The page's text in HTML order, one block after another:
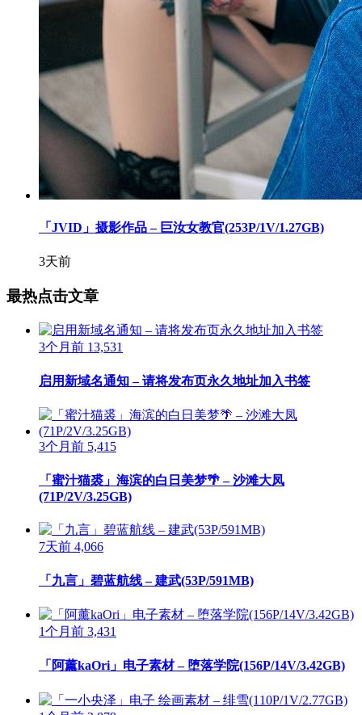
「JVID」摄影作品 – 巨汝女教官(253P/1V/1.27GB)
3天前
最热点击文章
3个月前 13,531
启用新域名通知 – 请将发布页永久地址加入书签
3个月前 5,415
「蜜汁猫裘」海滨的白日美梦🌴 – 沙滩大凤
(71P/2V/3.25GB)
7天前 4,066
「九言」碧蓝航线 – 建武(53P/591MB)
1个月前 3,431
「阿薰kaOri」电子素材 – 堕落学院(156P/14V/3.42GB)